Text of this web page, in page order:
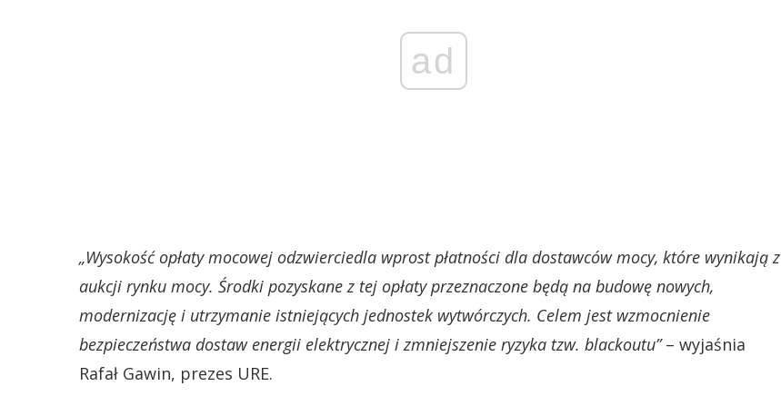
ad
„Wysokość opłaty mocowej odzwierciedla wprost płatności dla dostawców mocy, które wynikają z
aukcji rynku mocy. Środki pozyskane z tej opłaty przeznaczone będą na budowę nowych,
modernizację i utrzymanie istniejących jednostek wytwórczych. Celem jest wzmocnienie
bezpieczeństwa dostaw energii elektrycznej i zmniejszenie ryzyka tzw. blackoutu”– wyjaśnia
Rafał Gawin, prezes URE.